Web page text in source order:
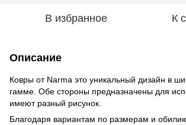
В избранное К
Описание
Ковры от Narma это уникальный дизайн в
гамме. Обе стороны предназначены для
имеют разный рисунок.
Благодаря вариантам по размерам и